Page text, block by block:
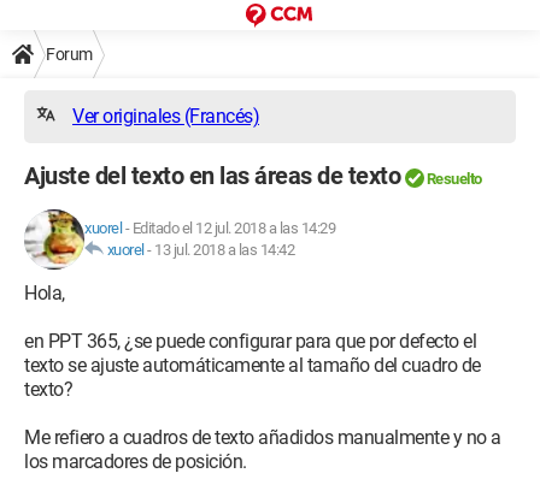
Forum
Ver originales (Francés)
Ajuste del texto en las áreas de texto Resuelto
xuorel - Editado el 12 jul. 2018 a las 14:29
xuorel - 13 jul. 2018 a las 14:42
Hola,
en PPT 365, ¿se puede configurar para que por defecto el
texto se ajuste automáticamente al tamaño del cuadro de
texto?
Me refiero a cuadros de texto añadidos manualmente y no a
los marcadores de posición.